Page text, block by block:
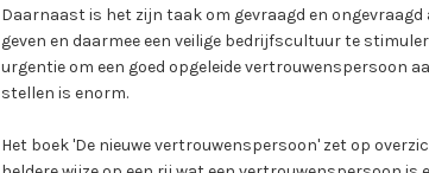
Daarnaast is het zijn taak om gevraagd en ongevraagd
geven en daarmee een veilige bedrijfscultuur te
urgentie om een goed opgeleide vertrouwenspersoon
stellen is enorm.
Het boek 'De nieuwe vertrouwenspersoon' zet op